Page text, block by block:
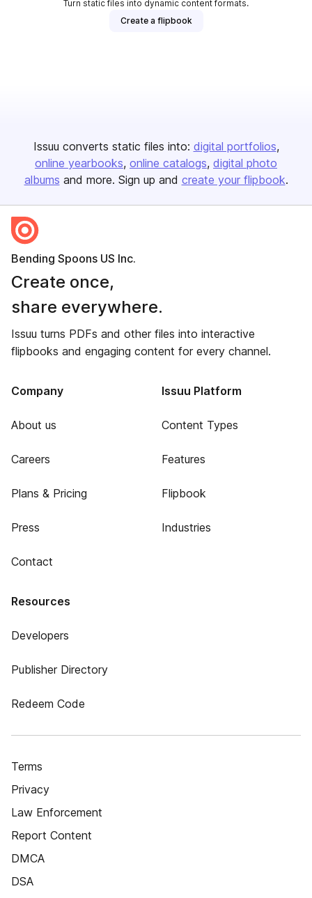
Turn static files into dynamic content formats.
Create a flipbook
Issuu converts static files into: digital portfolios
online yearbooks online catalogs digital photo
albums and more. Sign up and create your flipbook.
Bending Spoons US Inc.
Create once,
share everywhere.
Issuu turns PDFs and other files into interactive
flipbooks and engaging content for every channel.
Company
About us
Careers
Plans & Pricing
Press
Contact
Issuu Platform
Content Types
Features
Flipbook
Industries
Resources
Developers
Publisher Directory
Redeem Code
Terms
Privacy
Law Enforcement
Report Content
DMCA
DSA